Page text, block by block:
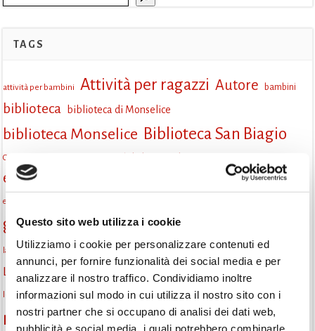
Questo sito web utilizza i cookie
Utilizziamo i cookie per personalizzare contenuti ed
annunci, per fornire funzionalità dei social media e per
analizzare il nostro traffico. Condividiamo inoltre
informazioni sul modo in cui utilizza il nostro sito con i
nostri partner che si occupano di analisi dei dati web,
pubblicità e social media, i quali potrebbero combinarle
TAGS
attività per bambini Attività per ragazzi Autore bambini
biblioteca biblioteca di Monselice
biblioteca Monselice Biblioteca San Biagio
Centro per il libro e la lettura
eventi culturali eventi in biblioteca
eventi Monselice
gruppo di lettura incontri letterari
laboratori creativi laboratorio la strada di mattoni gialli
Lettori itineranti lettura ad alta voce lettura condivisa
lettura silenziosa letture ad alta voce libri libri come semi libri da leggere
monselice Monselice scrive